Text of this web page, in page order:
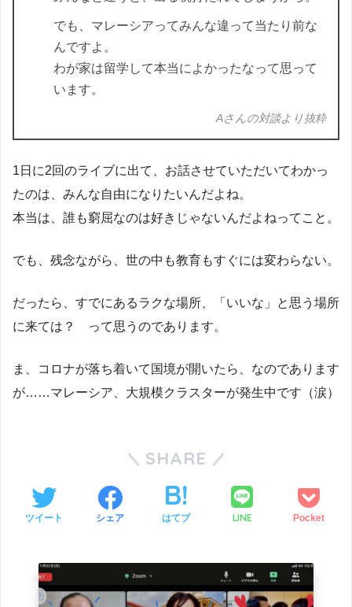
でも、マレーシアってみんな違って当たり前な
んですよ。
わが家は留学して本当によかったなって思って
います。
Aさんの対談より抜粋
1日に2回のライブに出て、お話させていただいてわかっ
たのは、みんな自由になりたいんだよね。
本当は、誰も窮屈なのは好きじゃないんだよねってこと。
でも、残念ながら、世の中も教育もすぐには変わらない。
だったら、すでにあるラクな場所、「いいな」と思う場所
に来ては？ って思うのであります。
ま、コロナが落ち着いて国境が開いたら、なのであります
が……マレーシア、大規模クラスターが発生中です（涙）
SHARE
ツイート シェア はてブ LINE Pocket